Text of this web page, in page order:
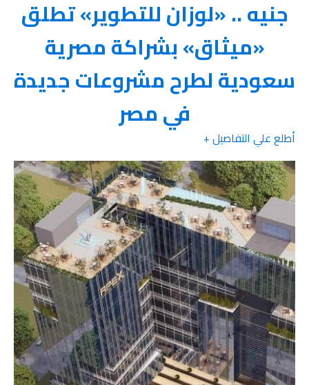
جنيه .. «لوزان للتطوير» تطلق
«ميثاق» بشراكة مصرية
سعودية لطرح مشروعات جديدة
في مصر
أطلع علي التفاصيل +